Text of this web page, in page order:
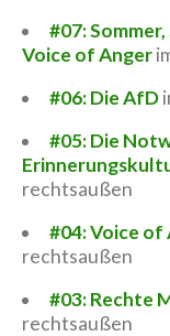
#07:
Voice of Anger
#06: Die AfD
#05: Die
rechtsaußen
#04: Voice of
rechtsaußen
#03: Rechte
rechtsaußen